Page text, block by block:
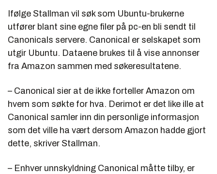
Ifølge Stallman vil søk som Ubuntu-brukerne
utfører blant sine egne filer på pc-en bli sendt til
Canonicals servere. Canonical er selskapet som
utgir Ubuntu. Dataene brukes til å vise annonser
fra Amazon sammen med søkeresultatene.
– Canonical sier at de ikke forteller Amazon om
hvem som søkte for hva. Derimot er det like ille at
Canonical samler inn din personlige informasjon
som det ville ha vært dersom Amazon hadde gjort
dette, skriver Stallman.
– Enhver unnskyldning Canonical måtte tilby, er